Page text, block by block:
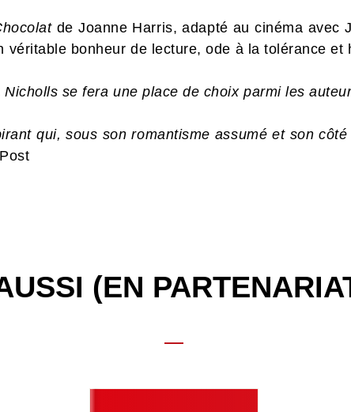
de Joanne Harris, adapté au cinéma avec
véritable bonheur de lecture, ode à la tolérance et
se fera une place de choix parmi les
qui, sous son romantisme assumé et son
(EN